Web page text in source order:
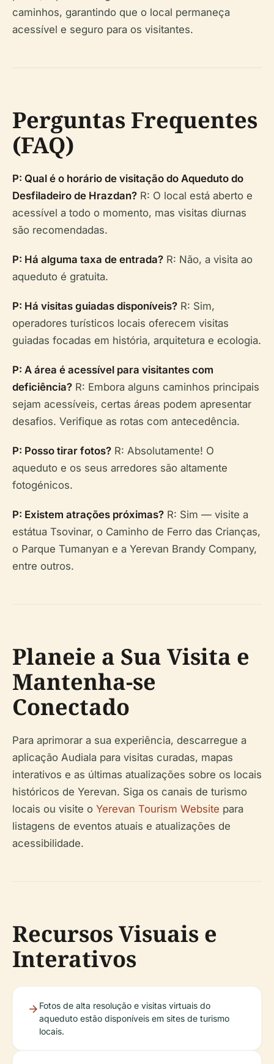
caminhos, garantindo que o local permaneça
acessível e seguro para os visitantes.
Perguntas Frequentes
(FAQ)
P: Qual é o horário de visitação do Aqueduto do
Desfiladeiro de Hrazdan? R: O local está aberto e
acessível a todo o momento, mas visitas diurnas
são recomendadas.
P: Há alguma taxa de entrada? R: Não, a visita ao
aqueduto é gratuita.
P: Há visitas guiadas disponíveis? R: Sim,
operadores turísticos locais oferecem visitas
guiadas focadas em história, arquitetura e ecologia.
P: A área é acessível para visitantes com
deficiência? R: Embora alguns caminhos principais
sejam acessíveis, certas áreas podem apresentar
desafios. Verifique as rotas com antecedência.
P: Posso tirar fotos? R: Absolutamente! O
aqueduto e os seus arredores são altamente
fotogénicos.
P: Existem atrações próximas? R: Sim — visite a
estátua Tsovinar, o Caminho de Ferro das Crianças,
o Parque Tumanyan e a Yerevan Brandy Company,
entre outros.
Planeie a Sua Visita e
Mantenha-se
Conectado
Para aprimorar a sua experiência, descarregue a
aplicação Audiala para visitas curadas, mapas
interativos e as últimas atualizações sobre os locais
históricos de Yerevan. Siga os canais de turismo
locais ou visite o Yerevan Tourism Website para
listagens de eventos atuais e atualizações de
acessibilidade.
Recursos Visuais e
Interativos
Fotos de alta resolução e visitas virtuais do
aqueduto estão disponíveis em sites de turismo
locais.